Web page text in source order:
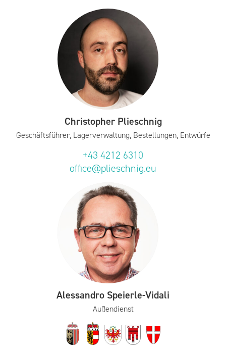
Christopher Plieschnig
Geschäftsführer, Lagerverwaltung, Bestellungen, Entwürfe
+43 4212 6310
office@plieschnig.eu
Alessandro Speierle-Vidali
Außendienst